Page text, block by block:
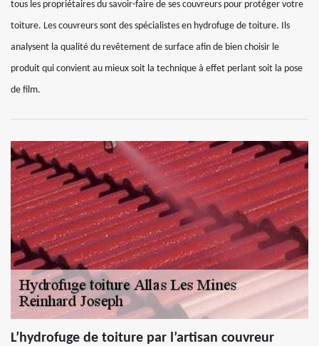
tous les propriétaires du savoir-faire de ses couvreurs pour protéger votre
toiture. Les couvreurs sont des spécialistes en hydrofuge de toiture. Ils
analysent la qualité du revêtement de surface afin de bien choisir le
produit qui convient au mieux soit la technique à effet perlant soit la pose
de film.
L’hydrofuge de toiture par l’artisan couvreur